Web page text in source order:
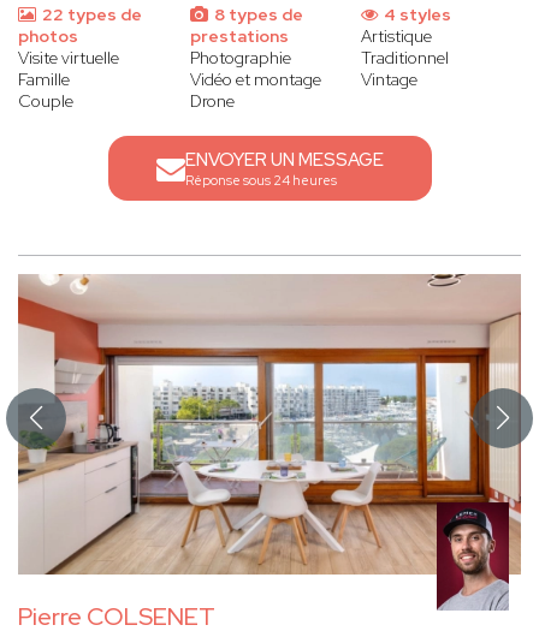
22 types de
photos
Visite virtuelle
Famille
Couple
8 types de
prestations
Photographie
Vidéo et montage
Drone
4 styles
Artistique
Traditionnel
Vintage
ENVOYER UN MESSAGE
Réponse sous 24 heures
Pierre COLSENET